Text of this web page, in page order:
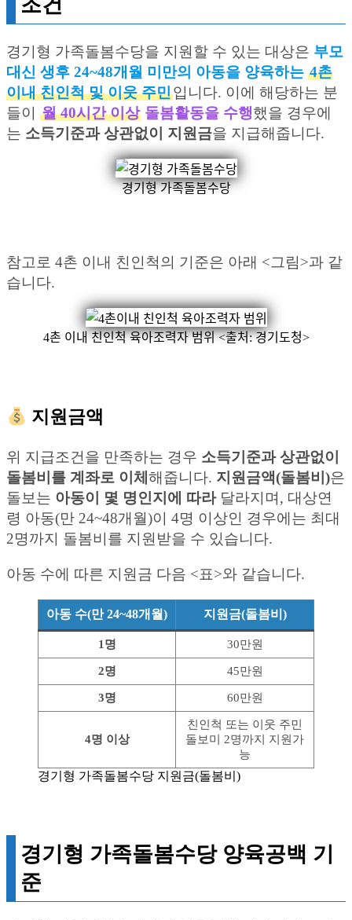
조건
경기형 가족돌봄수당을 지원할 수 있는 대상은 부모
대신 생후 24~48개월 미만의 아동을 양육하는 4촌
이내 친인척 및 이웃 주민입니다. 이에 해당하는 분
들이 월 40시간 이상 돌봄활동을 수행했을 경우에
는 소득기준과 상관없이 지원금을 지급해줍니다.
경기형 가족돌봄수당
참고로 4촌 이내 친인척의 기준은 아래 <그림>과 같
습니다.
4촌 이내 친인척 육아조력자 범위 <출처: 경기도청>
지원금액
위 지급조건을 만족하는 경우 소득기준과 상관없이
돌봄비를 계좌로 이체 해줍니다. 지원금액(돌봄비)은
돌보는 아동이 몇 명인지에 따라달라지며, 대상연
령 아동(만 24~48개월)이 4명 이상인 경우에는 최대
2명까지 돌봄비를 지원받을 수 있습니다.
아동 수에 따른 지원금 다음 <표>와 같습니다.
아동 수(만 24~48개월) 지원금(돌봄비)
1명 30만원
2명 45만원
3명 60만원
4명 이상
친인척 또는 이웃 주민
돌보미 2명까지 지원가
능
경기형 가족돌봄수당 지원금(돌봄비)
경기형 가족돌봄수당 양육공백 기
준